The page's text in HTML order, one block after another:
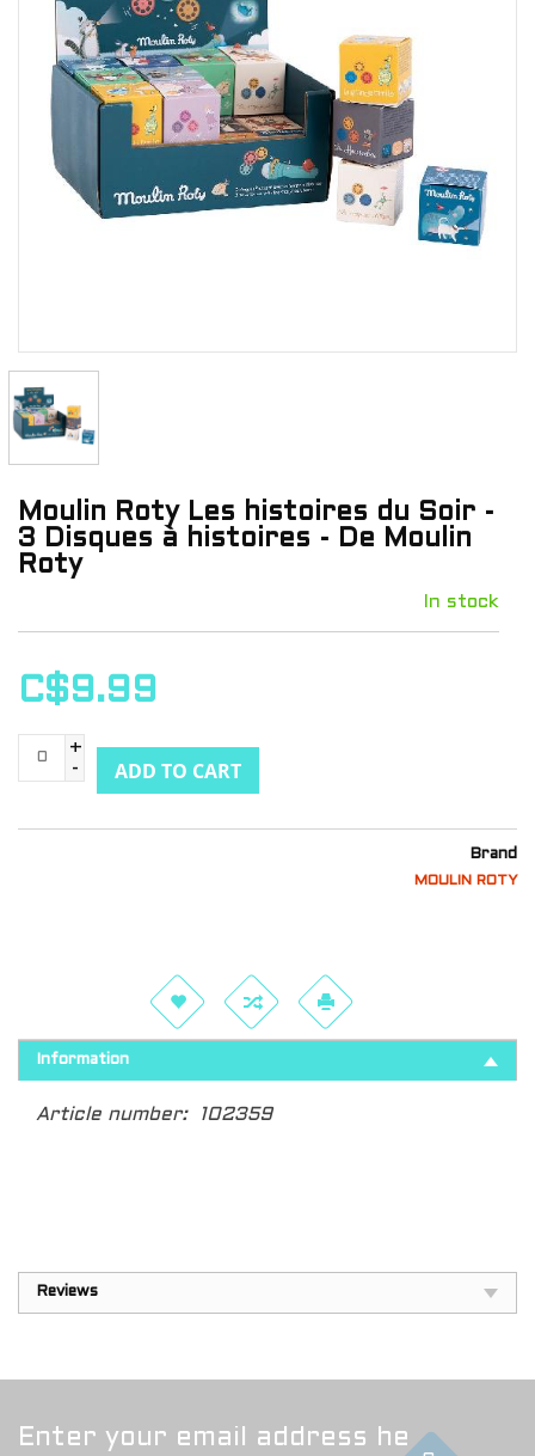
Moulin Roty Les histoires du Soir -
3 Disques à histoires - De Moulin
Roty
In stock
C$9.99
+
-
ADD TO CART
Brand
MOULIN ROTY
Information
Article number: 102359
Reviews